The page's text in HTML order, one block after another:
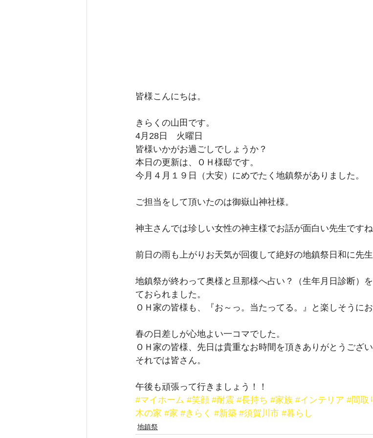
皆様こんにちは。
きらくの山田です。
4月28日　火曜日
皆様いかがお過ごしでしょうか？
本日の更新は、ＯＨ様邸です。
今月４月１９日（大安）にめでたく地鎮祭がありました。
ご担当をして頂いたのは御嶽山神社様。
神主さんでは珍しい女性の神主様でお話が面白い先生ですね
前日の雨も上がりお天気が回復して絶好の地鎮祭日和に先
地鎮祭が終わって奥様と旦那様へ占い？（生年月日診断）
ておられました。
ＯＨ家の皆様も、『お～っ。当たってる。』と楽しそうに
春の日差しが心地よい一コマでした。
ＯＨ家の皆様、先日は貴重なお時間を頂きありがとうござい
それでは皆さん。
午後も頑張って行きましょう！！
#マイホーム #笑顔 #耐震 #長持ち #家族 #インテリア #間取
木の家 #家 #きらく #新築 #須賀川市 #暮らし
地鎮祭